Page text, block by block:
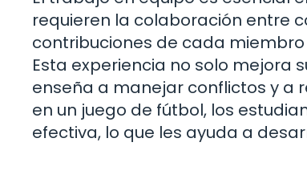
requieren la colaboración entre
contribuciones de cada
Esta experiencia no solo mejora
enseña a manejar conflictos y a
en un juego de fútbol, los
efectiva, lo que les ayuda a